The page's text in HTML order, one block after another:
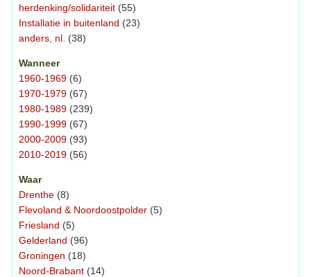
herdenking/solidariteit (55)
Installatie in buitenland (23)
anders, nl. (38)
Wanneer
1960-1969 (6)
1970-1979 (67)
1980-1989 (239)
1990-1999 (67)
2000-2009 (93)
2010-2019 (56)
Waar
Drenthe (8)
Flevoland & Noordoostpolder (5)
Friesland (5)
Gelderland (96)
Groningen (18)
Noord-Brabant (14)